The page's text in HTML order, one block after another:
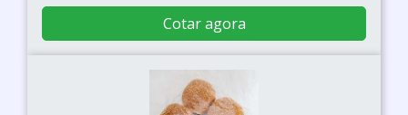
Cotar agora